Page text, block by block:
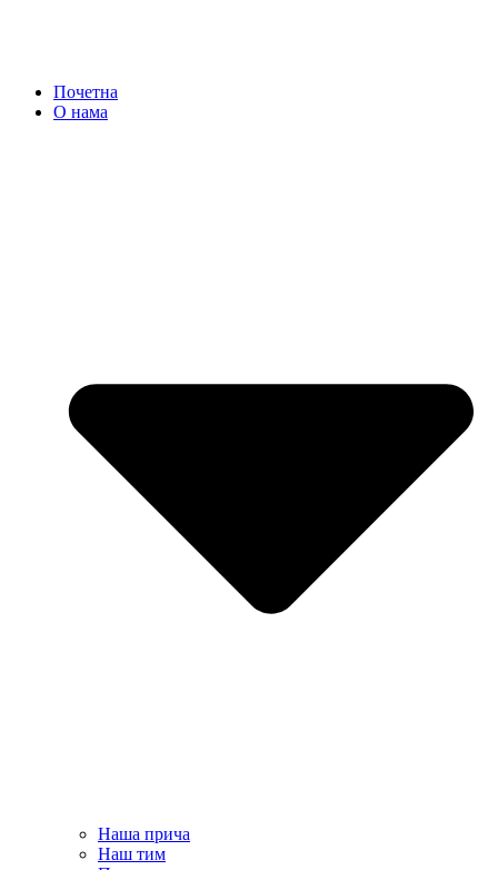
Почетна
О нама
Наша прича
Наш тим